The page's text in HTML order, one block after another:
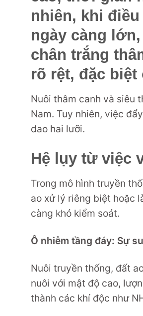
nhiên, khi
ngày càng
chân trắng
rõ rệt, đặc
Nuôi thâm canh và siêu
Nam. Tuy nhiên, việc
dao hai lưỡi.
Hệ lụy từ việc
Trong mô hình truyền
ao xử lý riêng biệt hoặc
càng khó kiểm soát.
Ô nhiễm tầng đáy: Sự
Nuôi truyền thống, đất
nuôi với mật độ cao,
thành các khí độc như